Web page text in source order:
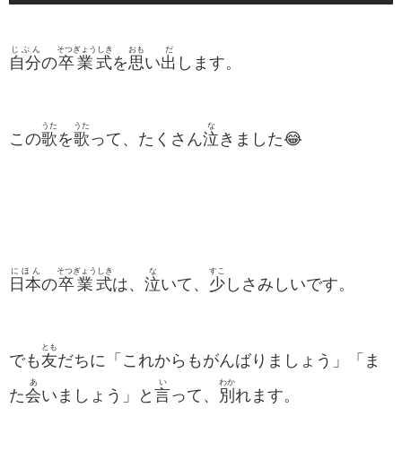
自分
じぶん
の卒業式
そつぎょうしき
を思
おも
い出
だ
します。
この歌
うた
を歌
うた
って、たくさん泣
な
きました😂
日本
にほん
の卒業式
そつぎょうしき
は、 泣
な
いて、 少
すこ
しさみしいです。
でも友
とも
だちに「これからもがんばりましょう」「ま
た会
あ
いましょう」と 言
い
って、 別
わか
れます。